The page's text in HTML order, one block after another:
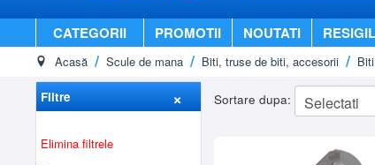
CATEGORII PROMOTII NOUTATI
Acasă Scule de mana Biti, truse de biti, accesorii
Filtre
Elimina filtrele
Sortare dupa: